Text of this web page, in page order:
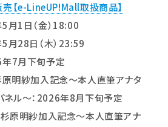
【e-LineUP!Mall取扱商品】
月1日（金）18:00
月28日（木）23:59
7月下旬予定
原明紗加入記念～本人直筆アナタ
ネル～：2026年8月下旬予定
杉原明紗加入記念～本人直筆アナ